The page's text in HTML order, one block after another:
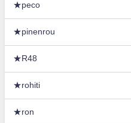
★peco
★pinenrou
★R48
★rohiti
★ron